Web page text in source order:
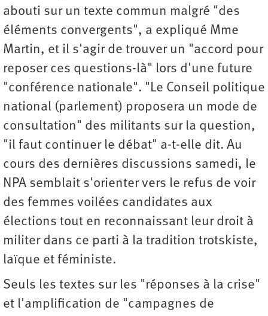
abouti sur un texte commun malgré "des
éléments convergents", a expliqué Mme
Martin, et il s'agir de trouver un "accord pour
reposer ces questions-là" lors d'une future
"conférence nationale". "Le Conseil politique
national (parlement) proposera un mode de
consultation" des militants sur la question,
"il faut continuer le débat" a-t-elle dit. Au
cours des dernières discussions samedi, le
NPA semblait s'orienter vers le refus de voir
des femmes voilées candidates aux
élections tout en reconnaissant leur droit à
militer dans ce parti à la tradition trotskiste,
laïque et féministe.
Seuls les textes sur les "réponses à la crise"
et l'amplification de "campagnes de